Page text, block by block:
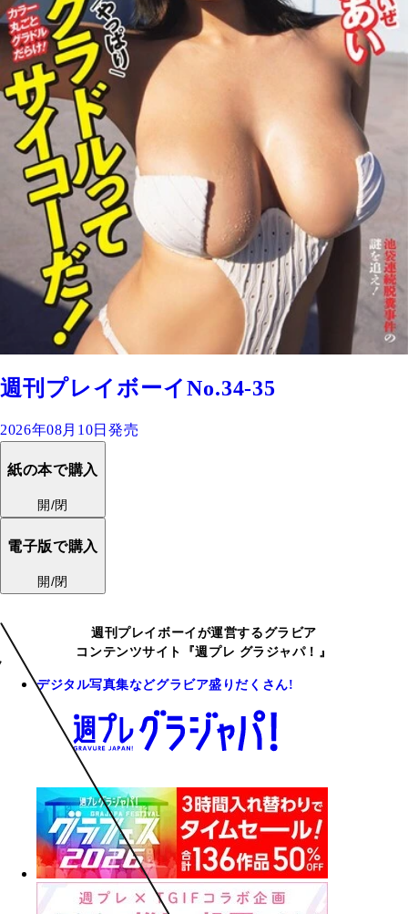
週刊プレイボーイNo.34-35
2026年08月10日発売
紙の本で購入
開/閉
電子版で購入
開/閉
週刊プレイボーイが運営するグラビア
コンテンツサイト『週プレ グラジャパ！』
デジタル写真集などグラビア盛りだくさん!